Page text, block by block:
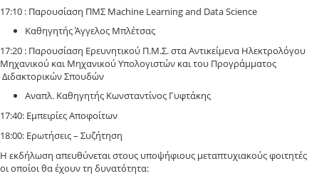
17:10 : Παρουσίαση ΠΜΣ Machine Learning and Data Science
Καθηγητής Άγγελος Μπλέτσας
17:20 : Παρουσίαση Ερευνητικού Π.Μ.Σ. στα Αντικείμενα Ηλεκτρολόγου
Μηχανικού και Μηχανικού Υπολογιστών και του Προγράμματος
Διδακτορικών Σπουδών
Αναπλ. Καθηγητής Κωνσταντίνος Γυφτάκης
17:40: Εμπειρίες Αποφοίτων
18:00: Ερωτήσεις – Συζήτηση
Η εκδήλωση απευθύνεται στους υποψήφιους μεταπτυχιακούς φοιτητές
οι οποίοι θα έχουν τη δυνατότητα: